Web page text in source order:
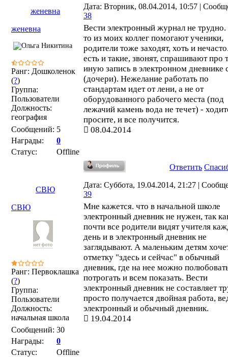
женевна
Дата: Вторник, 08.04.2014, 10:57 |
38
женевна
Ранг: Дошколенок
(?)
Группа:
Пользователи
Должность:
география
Сообщений: 5
Награды:
0
Статус:
Offline
Вести электронный журнал не
то из моих коллег помогают ученики,
родители тоже заходят, хоть и
есть и такие, звонят, спрашивают про
иную запись в электронном дневнике
(дочери). Нежелание работать по
стандартам идет от лени, а не от
оборудованного рабочего места (под
лежачий камень вода не течет) -
просите, и все получится.
08.04.2014
Ответить
СВЮ
Дата: Суббота, 19.04.2014, 21:27 |
39
СВЮ
Ранг: Первоклашка
(?)
Группа:
Пользователи
Должность:
начальная школа
Сообщений: 30
Награды:
0
Статус:
Offline
Мне кажется. что в начальной школе
электронный дневник не нужен, так
почти все родители видят учителя
день и в электронный дневник не
заглядывают. А маленьким детям
отметку "здесь и сейчас" в обычный
дневник, где на нее можно
потрогать и всем показать. Вести
электронный дневник не составляет
просто получается двойная работа,
электронный и обычный дневник.
19.04.2014